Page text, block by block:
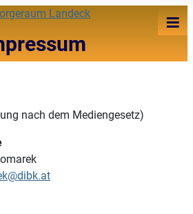
≡
nach dem Mediengesetz)